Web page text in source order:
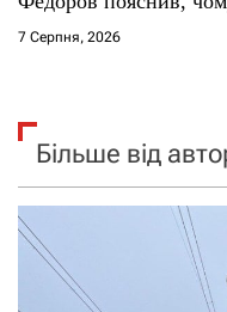
7 Серпня, 2026
Більше від